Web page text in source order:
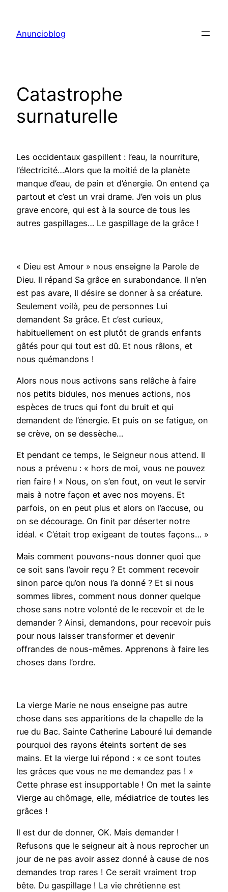
contenu
Anuncioblog
Catastrophe
surnaturelle
Les occidentaux gaspillent : l’eau, la nourriture,
l’électricité…Alors que la moitié de la planète
manque d’eau, de pain et d’énergie. On entend ça
partout et c’est un vrai drame. J’en vois un plus
grave encore, qui est à la source de tous les
autres gaspillages… Le gaspillage de la grâce !
« Dieu est Amour » nous enseigne la Parole de
Dieu. Il répand Sa grâce en surabondance. Il n’en
est pas avare, Il désire se donner à sa créature.
Seulement voilà, peu de personnes Lui
demandent Sa grâce. Et c’est curieux,
habituellement on est plutôt de grands enfants
gâtés pour qui tout est dû. Et nous râlons, et
nous quémandons !
Alors nous nous activons sans relâche à faire
nos petits bidules, nos menues actions, nos
espèces de trucs qui font du bruit et qui
demandent de l’énergie. Et puis on se fatigue, on
se crève, on se dessèche…
Et pendant ce temps, le Seigneur nous attend. Il
nous a prévenu : « hors de moi, vous ne pouvez
rien faire ! » Nous, on s’en fout, on veut le servir
mais à notre façon et avec nos moyens. Et
parfois, on en peut plus et alors on l’accuse, ou
on se décourage. On finit par déserter notre
idéal. « C’était trop exigeant de toutes façons… »
Mais comment pouvons-nous donner quoi que
ce soit sans l’avoir reçu ? Et comment recevoir
sinon parce qu’on nous l’a donné ? Et si nous
sommes libres, comment nous donner quelque
chose sans notre volonté de le recevoir et de le
demander ? Ainsi, demandons, pour recevoir puis
pour nous laisser transformer et devenir
offrandes de nous-mêmes. Apprenons à faire les
choses dans l’ordre.
La vierge Marie ne nous enseigne pas autre
chose dans ses apparitions de la chapelle de la
rue du Bac. Sainte Catherine Labouré lui demande
pourquoi des rayons éteints sortent de ses
mains. Et la vierge lui répond : « ce sont toutes
les grâces que vous ne me demandez pas ! »
Cette phrase est insupportable ! On met la sainte
Vierge au chômage, elle, médiatrice de toutes les
grâces !
Il est dur de donner, OK. Mais demander !
Refusons que le seigneur ait à nous reprocher un
jour de ne pas avoir assez donné à cause de nos
demandes trop rares ! Ce serait vraiment trop
bête. Du gaspillage ! La vie chrétienne est